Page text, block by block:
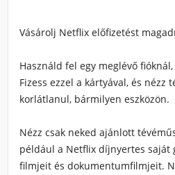
Vásárolj Netflix előfizetést
Használd fel egy meglévő
Fizess ezzel a kártyával, és nézz
korlátlanul, bármilyen eszközön.
Nézz csak neked ajánlott
például a Netflix díjnyertes saját
filmjeit és dokumentumfilmjeit.